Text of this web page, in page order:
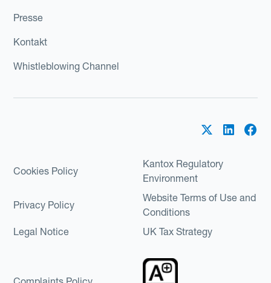
Presse
Kontakt
Whistleblowing Channel
Cookies Policy
Kantox Regulatory
Environment
Privacy Policy
Website Terms of Use and
Conditions
Legal Notice
UK Tax Strategy